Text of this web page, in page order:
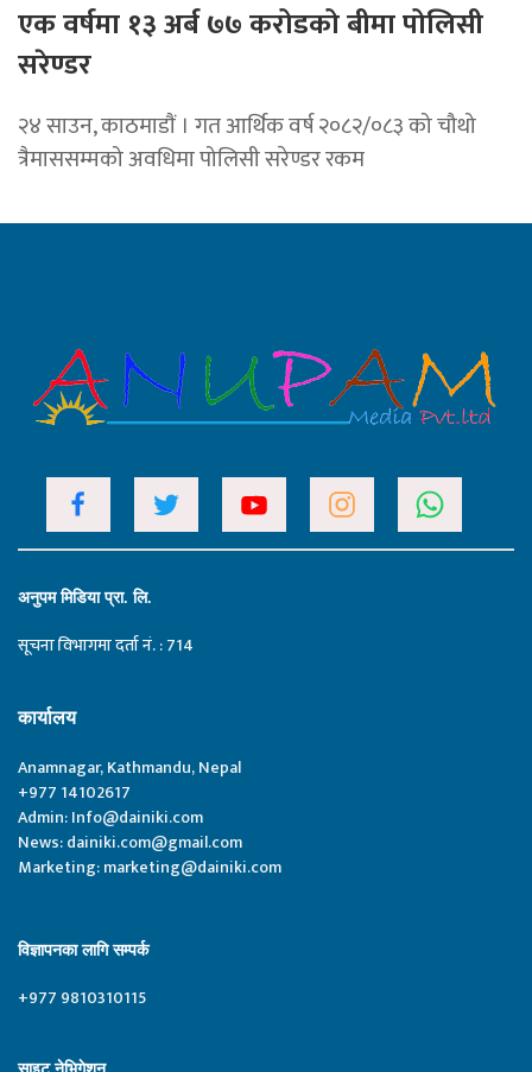
एक वर्षमा १३ अर्ब ७७ करोडको बीमा पोलिसी
सरेण्डर
२४ साउन, काठमाडाैं । गत आर्थिक वर्ष २०८२/०८३ को चौथो
त्रैमाससम्मको अवधिमा पोलिसी सरेण्डर रकम
अनुपम मिडिया प्रा. लि.
सूचना विभागमा दर्ता नं. : 714
कार्यालय
Anamnagar, Kathmandu, Nepal
+977 14102617
Admin:Info@dainiki.com
News:dainiki.com@gmail.com
Marketing:marketing@dainiki.com
विज्ञापनका लागि सम्पर्क
+977 9810310115